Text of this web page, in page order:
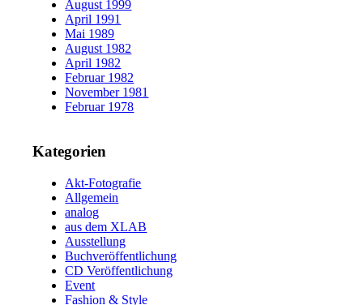
August 1999
April 1991
Mai 1989
August 1982
April 1982
Februar 1982
November 1981
Februar 1978
Kategorien
Akt-Fotografie
Allgemein
analog
aus dem XLAB
Ausstellung
Buchveröffentlichung
CD Veröffentlichung
Event
Fashion & Style